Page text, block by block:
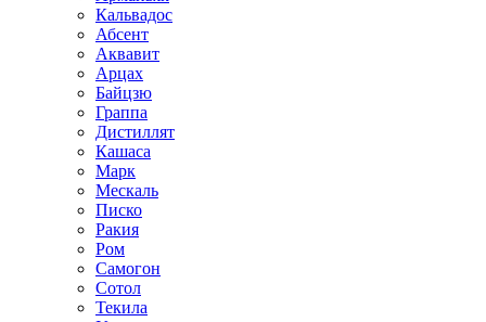
Кальвадос
Абсент
Аквавит
Арцах
Байцзю
Граппа
Дистиллят
Кашаса
Марк
Мескаль
Писко
Ракия
Ром
Самогон
Сотол
Текила